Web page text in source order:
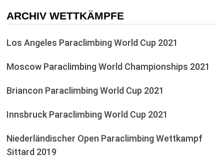
ARCHIV WETTKÄMPFE
Los Angeles Paraclimbing World Cup 2021
Moscow Paraclimbing World Championships 2021
Briancon Paraclimbing World Cup 2021
Innsbruck Paraclimbing World Cup 2021
Niederländischer Open Paraclimbing Wettkampf
Sittard 2019